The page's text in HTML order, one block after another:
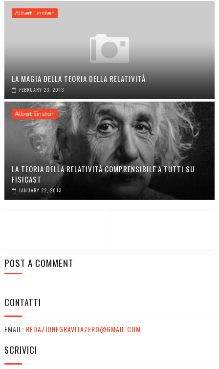
Albert Einstein
LA MAGIA DELLA TEORIA DELLA RELATIVITÀ
FEBRUARY 23, 2013
Albert Einstein
LA TEORIA DELLA RELATIVITÀ COMPRENSIBILE A TUTTI SU
FISICAST
JANUARY 22, 2013
POST A COMMENT
CONTATTI
EMAIL: REDAZIONEGRAVITAZERO@GMAIL.COM
SCRIVICI